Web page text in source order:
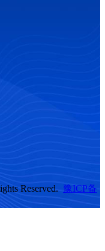
Reserved. 豫ICP备